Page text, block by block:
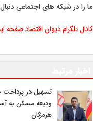
ما را در شبکه های اجتماعی
کانال تلگرام دیوان اقتصادصفحه
ودیعه مسکن به
هرمزگان